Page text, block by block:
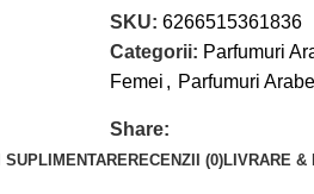
SKU: 6266515361836
Categorii: Parfumuri
Femei , Parfumuri
Share:
SUPLIMENTARERECENZII (0)LIVRARE &